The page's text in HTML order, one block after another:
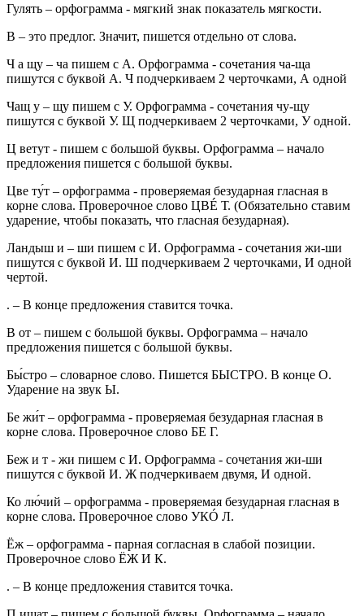
Гулять – орфограмма - мягкий знак показатель мягкости.
В – это предлог. Значит, пишется отдельно от слова.
Ч а щу – ча пишем с А. Орфограмма - сочетания ча-ща
пишутся с буквой А. Ч подчеркиваем 2 черточками, А одной
Чащ у – щу пишем с У. Орфограмма - сочетания чу-щу
пишутся с буквой У. Щ подчеркиваем 2 черточками, У одной.
Ц ветут - пишем с большой буквы. Орфограмма – начало
предложения пишется с большой буквы.
Цве ту́т – орфограмма - проверяемая безударная гласная в
корне слова. Проверочное слово ЦВÉ Т. (Обязательно ставим
ударение, чтобы показать, что гласная безударная).
Ландыш и – ши пишем с И. Орфограмма - сочетания жи-ши
пишутся с буквой И. Ш подчеркиваем 2 черточками, И одной
чертой.
. – В конце предложения ставится точка.
В от – пишем с большой буквы. Орфограмма – начало
предложения пишется с большой буквы.
Бы́стро – словарное слово. Пишется БЫСТРО. В конце О.
Ударение на звук Ы.
Бе жи́т – орфограмма - проверяемая безударная гласная в
корне слова. Проверочное слово БЕ Г.
Беж и т - жи пишем с И. Орфограмма - сочетания жи-ши
пишутся с буквой И. Ж подчеркиваем двумя, И одной.
Ко лю́чий – орфограмма - проверяемая безударная гласная в
корне слова. Проверочное слово УКÓ Л.
Ёж – орфограмма - парная согласная в слабой позиции.
Проверочное слово ЁЖ И К.
. – В конце предложения ставится точка.